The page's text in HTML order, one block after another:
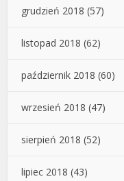
grudzień 2018 (57)
listopad 2018 (62)
październik 2018 (60)
wrzesień 2018 (47)
sierpień 2018 (52)
lipiec 2018 (43)